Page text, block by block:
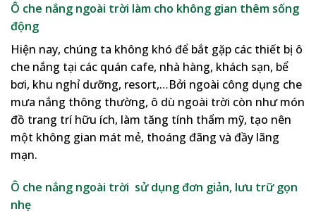
Ô che nắng ngoài trời làm cho không gian thêm sống
động
Hiện nay, chúng ta không khó để bắt gặp các thiết bị ô
che nắng tại các quán cafe, nhà hàng, khách sạn, bể
bơi, khu nghỉ dưỡng, resort,…Bởi ngoài công dụng che
mưa nắng thông thường, ô dù ngoài trời còn như món
đồ trang trí hữu ích, làm tăng tính thẩm mỹ, tạo nên
một không gian mát mẻ, thoáng đãng và đầy lãng
mạn.
Ô che nắng ngoài trời sử dụng đơn giản, lưu trữ gọn
nhẹ